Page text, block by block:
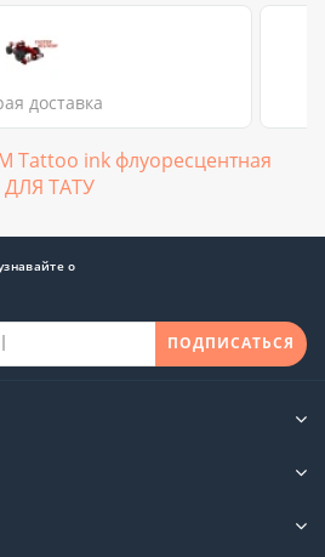
доставка
Tattoo ink флуоресцентная
ТАТУ
о
ПОДПИСАТЬСЯ